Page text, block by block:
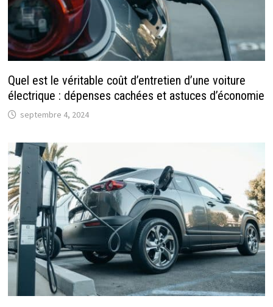
Quel est le véritable coût d’entretien d’une voiture
électrique : dépenses cachées et astuces d’économie
septembre 4, 2024